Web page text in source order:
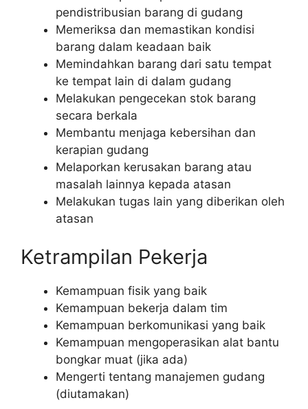
pendistribusian barang di gudang
Memeriksa dan memastikan kondisi
barang dalam keadaan baik
Memindahkan barang dari satu tempat
ke tempat lain di dalam gudang
Melakukan pengecekan stok barang
secara berkala
Membantu menjaga kebersihan dan
kerapian gudang
Melaporkan kerusakan barang atau
masalah lainnya kepada atasan
Melakukan tugas lain yang diberikan oleh
atasan
Ketrampilan Pekerja
Kemampuan fisik yang baik
Kemampuan bekerja dalam tim
Kemampuan berkomunikasi yang baik
Kemampuan mengoperasikan alat bantu
bongkar muat (jika ada)
Mengerti tentang manajemen gudang
(diutamakan)